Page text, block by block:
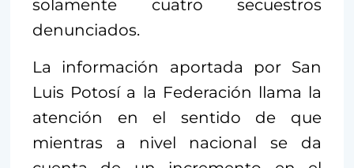
solamente cuatro secuestros
denunciados.
La información aportada por San
Luis Potosí a la Federación llama la
atención en el sentido de que
mientras a nivel nacional se da